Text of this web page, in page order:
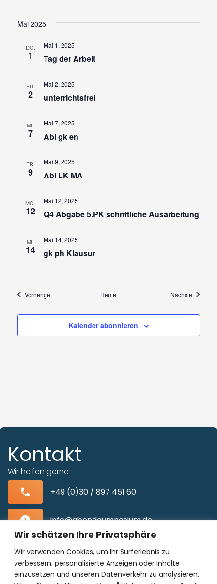
Wir schätzen Ihre Privatsphäre
Wir verwenden Cookies, um Ihr Surferlebnis zu
verbessern, personalisierte Anzeigen oder Inhalte
einzusetzen und unseren Datenverkehr zu analysieren.
Mai 2025
DO.
1 Tag der Arbeit
Mai 1, 2025
FR.
2 unterrichtsfrei
Mai 2, 2025
MI.
7 Abi gk en
Mai 7, 2025
FR.
9 Abi LK MA
Mai 9, 2025
MO.
12 Q4 Abgabe 5.PK schriftliche Ausarbeitung
Mai 12, 2025
MI.
14 gk ph Klausur
Mai 14, 2025
VorherigeVeranstaltungen Heute Nächste
Kalender abonnieren
Kontakt
Wir helfen gerne
+49 (0)30 / 897 451 60
info@abendgymnasium.de
Blissestraße 22, 10713 Berlin-Wilmersdorf